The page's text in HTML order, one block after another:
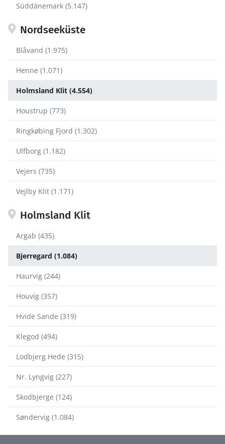
Süddänemark (5.147)
Nordseeküste
Blåvand (1.975)
Henne (1.071)
Holmsland Klit (4.554)
Houstrup (773)
Ringkøbing Fjord (1.302)
Ulfborg (1.182)
Vejers (735)
Vejlby Klit (1.171)
Holmsland Klit
Argab (435)
Bjerregard (1.084)
Haurvig (244)
Houvig (357)
Hvide Sande (319)
Klegod (494)
Lodbjerg Hede (315)
Nr. Lyngvig (227)
Skodbjerge (124)
Søndervig (1.084)